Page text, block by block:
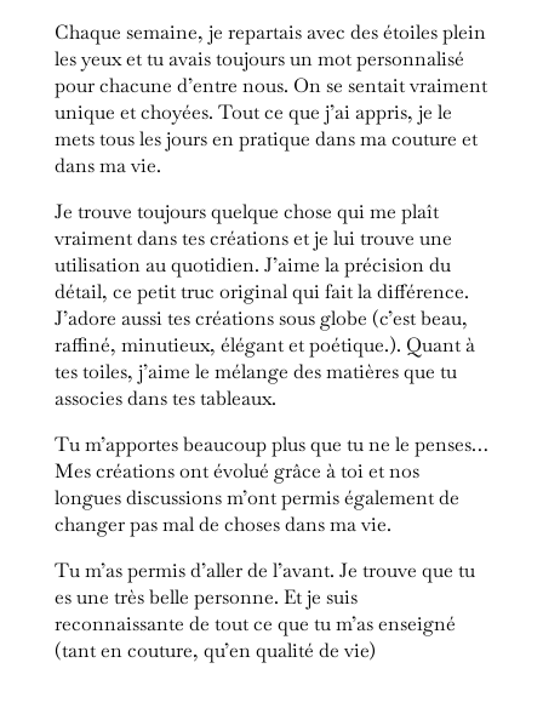
Chaque semaine, je repartais avec des étoiles plein
les yeux et tu avais toujours un mot personnalisé
pour chacune d’entre nous. On se sentait vraiment
unique et choyées. Tout ce que j’ai appris, je le
mets tous les jours en pratique dans ma couture et
dans ma vie.
Je trouve toujours quelque chose qui me plaît
vraiment dans tes créations et je lui trouve une
utilisation au quotidien. J’aime la précision du
détail, ce petit truc original qui fait la différence.
J’adore aussi tes créations sous globe (c’est beau,
raffiné, minutieux, élégant et poétique.). Quant à
tes toiles, j’aime le mélange des matières que tu
associes dans tes tableaux.
Tu m’apportes beaucoup plus que tu ne le penses…
Mes créations ont évolué grâce à toi et nos
longues discussions m’ont permis également de
changer pas mal de choses dans ma vie.
Tu m’as permis d’aller de l’avant. Je trouve que tu
es une très belle personne. Et je suis
reconnaissante de tout ce que tu m’as enseigné
(tant en couture, qu’en qualité de vie)